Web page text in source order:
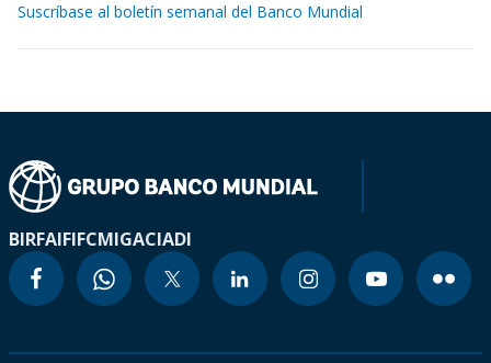
Suscríbase al boletín semanal del Banco Mundial
BIRFAIFIFCMIGACIADI